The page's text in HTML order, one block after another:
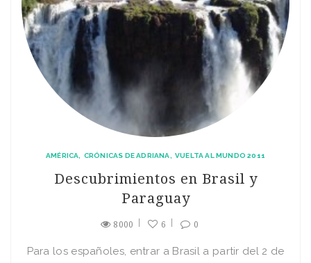
AMÉRICA CRÓNICAS DE ADRIANA VUELTA AL MUNDO 2011
Descubrimientos en Brasil y
Paraguay
8000 6 0
Para los españoles, entrar a Brasil a partir del 2 de